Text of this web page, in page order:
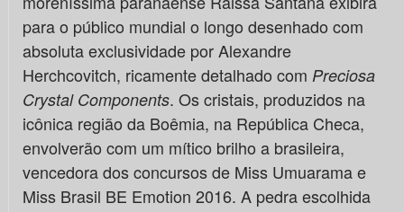
para o público mundial o longo desenhado com
absoluta exclusividade por Alexandre
Herchcovitch, ricamente detalhado com Preciosa
Crystal Components. Os cristais, produzidos na
icônica região da Boêmia, na República Checa,
envolverão com um mítico brilho a brasileira,
vencedora dos concursos de Miss Umuarama e
Miss Brasil BE Emotion 2016. A pedra escolhida